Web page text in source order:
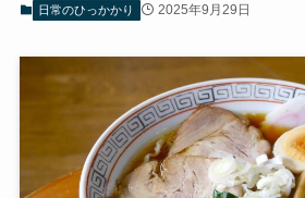
日常のひっかかり 2025年9月29日